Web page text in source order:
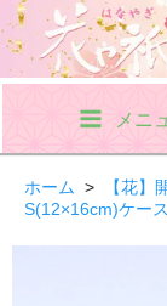
メニ
ホーム > 【花
S(12×16cm)ケー